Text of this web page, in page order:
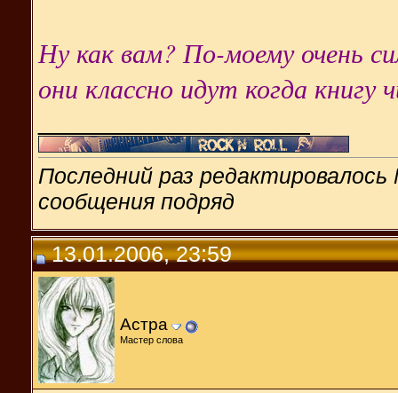
Ну как вам? По-моему очень
они классно идут когда книгу
Последний раз
сообщения подряд
13.01.2006, 23:59
Астра
Мастер слова